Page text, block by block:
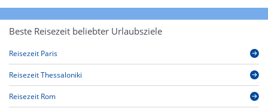
Beste Reisezeit beliebter Urlaubsziele
Reisezeit Paris
Reisezeit Thessaloniki
Reisezeit Rom